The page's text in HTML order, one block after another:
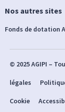
Nos autres sites
Fonds de dotation
© 2025 AGIPI –
légales
Cookie